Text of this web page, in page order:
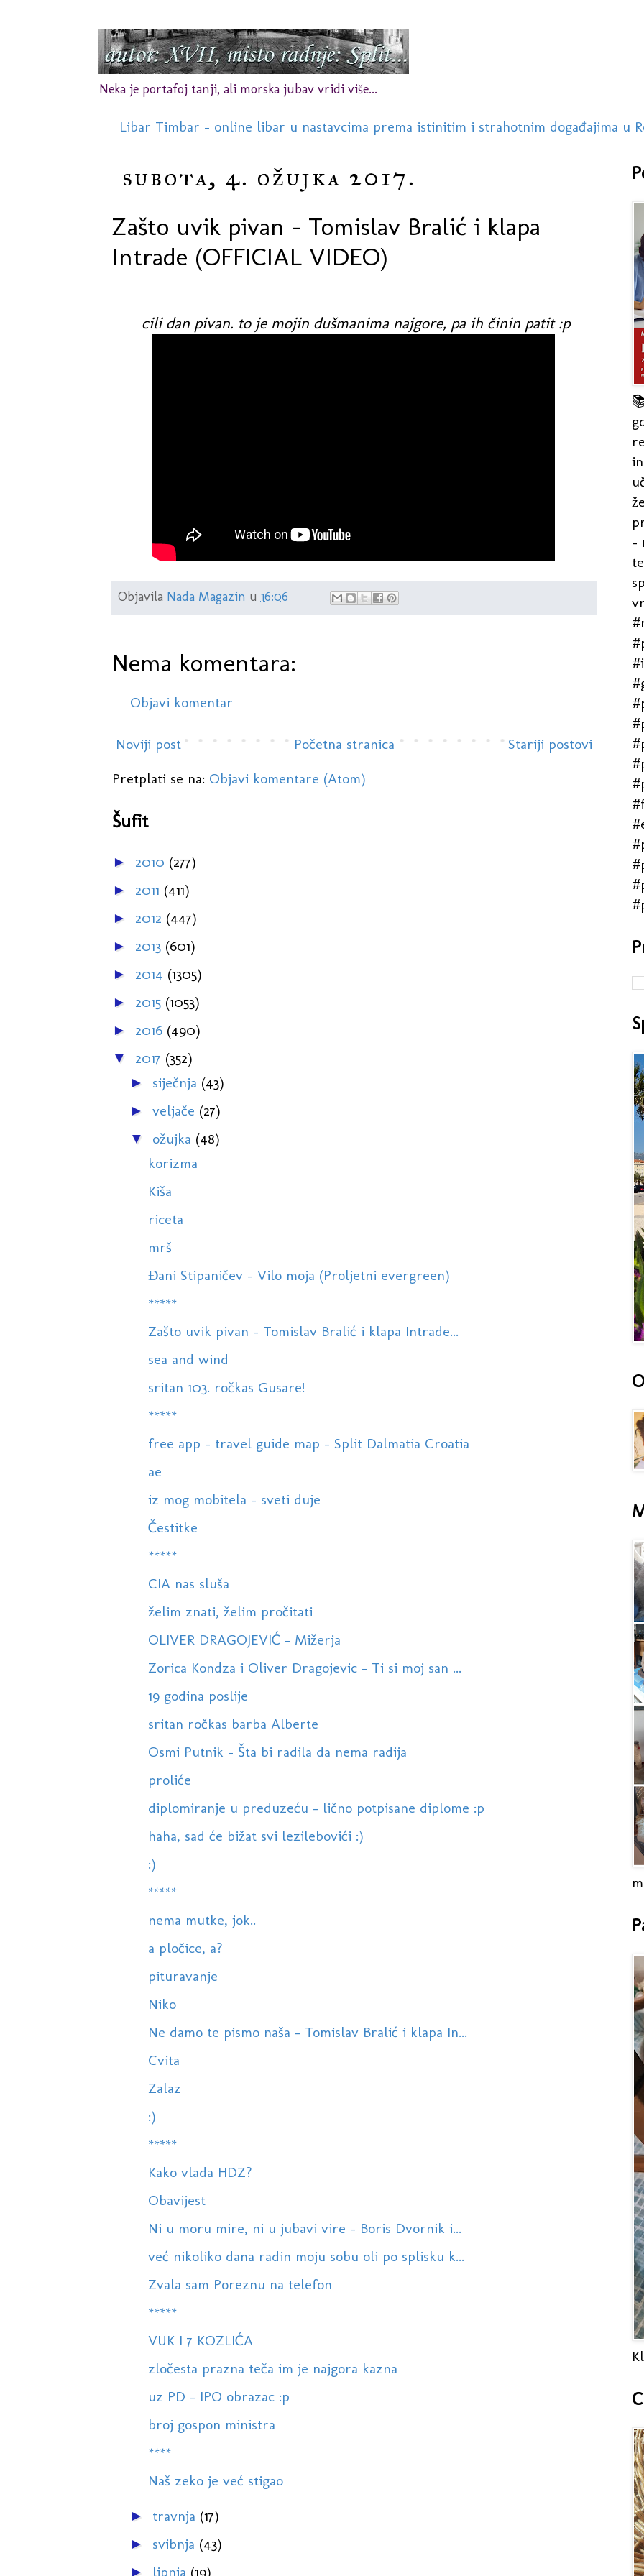
Neka je portafoj tanji, ali morska jubav vridi više...
Libar Timbar - online libar u nastavcima prema istinitim i strahotnim događajima u
subota, 4. ožujka 2017.
Zašto uvik pivan - Tomislav Bralić i klapa
Intrade (OFFICIAL VIDEO)
cili dan pivan. to je mojin dušmanima najgore, pa ih činin patit :p
Objavila Nada Magazin u 16:06
Nema komentara:
Objavi komentar
Noviji post Stariji postovi
Početna stranica
Pretplati se na: Objavi komentare (Atom)
Šufit
► 2010 (277)
► 2011 (411)
► 2012 (447)
► 2013 (601)
► 2014 (1305)
► 2015 (1053)
► 2016 (490)
▼ 2017 (352)
► siječnja (43)
► veljače (27)
▼ ožujka (48)
korizma
Kiša
riceta
mrš
Đani Stipaničev - Vilo moja (Proljetni evergreen)
*****
Zašto uvik pivan - Tomislav Bralić i klapa Intrade...
sea and wind
sritan 103. ročkas Gusare!
*****
free app - travel guide map - Split Dalmatia Croatia
ae
iz mog mobitela - sveti duje
Čestitke
*****
CIA nas sluša
želim znati, želim pročitati
OLIVER DRAGOJEVIĆ - Mižerja
Zorica Kondza i Oliver Dragojevic - Ti si moj san ...
19 godina poslije
sritan ročkas barba Alberte
Osmi Putnik - Šta bi radila da nema radija
proliće
diplomiranje u preduzeću - lično potpisane diplome :p
haha, sad će bižat svi lezilebovići :)
:)
*****
nema mutke, jok..
a pločice, a?
pituravanje
Niko
Ne damo te pismo naša - Tomislav Bralić i klapa In...
Cvita
Zalaz
:)
*****
Kako vlada HDZ?
Obavijest
Ni u moru mire, ni u jubavi vire - Boris Dvornik i...
već nikoliko dana radin moju sobu oli po splisku k...
Zvala sam Poreznu na telefon
*****
VUK I 7 KOZLIĆA
zločesta prazna teča im je najgora kazna
uz PD - IPO obrazac :p
broj gospon ministra
****
Naš zeko je već stigao
► travnja (17)
► svibnja (43)
► lipnja (19)
-